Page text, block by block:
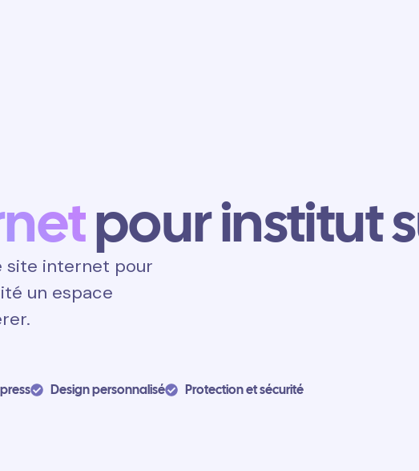
pour institut
site internet pour
un espace
Design personnalisé Protection et sécurité